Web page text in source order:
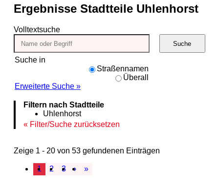
Ergebnisse Stadtteile Uhlenhorst
Volltextsuche
Suche in
Straßennamen
Überall
Erweiterte Suche »
Suche
Filtern nach Stadtteile
Uhlenhorst
Filter/Suche zurücksetzen
Zeige 1 - 20 von 53 gefundenen Einträgen
1 2 3 › »